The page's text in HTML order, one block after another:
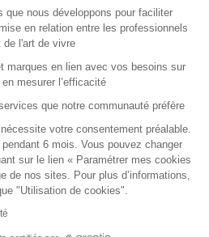
légales
commerciales
nous développons pour faciliter
en relation entre les professionnels
de l'art de vivre
marques en lien avec vos besoins sur
mesurer l’efficacité
que notre communauté préfère
votre consentement préalable.
6 mois. Vous pouvez changer
sur le lien « Paramétrer mes cookies
de nos sites. Pour plus d’informations,
"Utilisation de cookies".